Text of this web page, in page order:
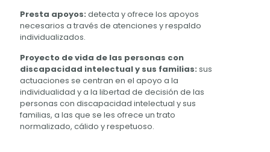
Presta apoyos: detecta y ofrece los apoyos
necesarios a través de atenciones y respaldo
individualizados.
Proyecto de vida de las personas con
discapacidad intelectual y sus familias: sus
actuaciones se centran en el apoyo a la
individualidad y a la libertad de decisión de las
personas con discapacidad intelectual y sus
familias, a las que se les ofrece un trato
normalizado, cálido y respetuoso.